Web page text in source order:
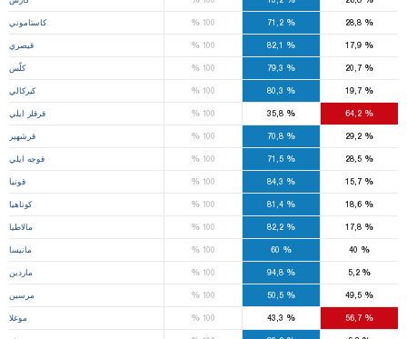
كاستاموني %100 %
71,2 %
28,8
قيصري %100 % %
17,9
كلّس %100 % %
20,7
كيركالي %100 % %
19,7
قرقلر ايلي %100 %
35,8 %
64,2
قرشهير %100 %
70,8 %
29,2
قوجه ايلي %100 %
71,5 %
28,5
قونيا %100 % %
15,7
كوتاهيا %100 %
81,4 %
18,6
مالاطيا %100 %
82,2 %
17,8
مانيسا %100 % %
ماردين %100 %
94,8 %
5,2
مرسين %100 %
50,5 %
49,5
موغلا %100 % %
56,7